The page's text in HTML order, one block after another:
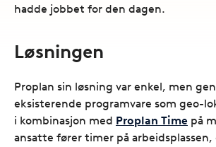
hadde jobbet for den dagen.
Løsningen
Proplan sin løsning var enkel, men
eksisterende programvare som geo-
i kombinasjon med Proplan Time på
ansatte fører timer på